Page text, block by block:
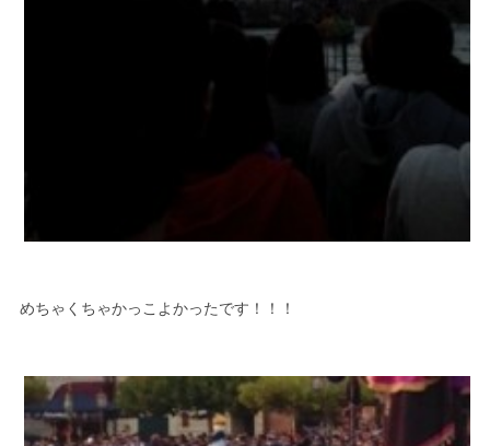
めちゃくちゃかっこよかったです！！！